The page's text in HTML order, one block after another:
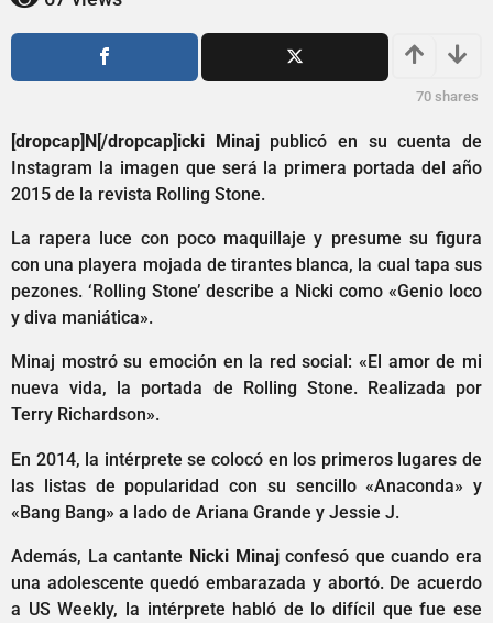
2
a
o
a
g
o
o
70 shares
[dropcap]N[/dropcap]icki Minajpublicó en su cuenta de
Instagram la imagen que será la primera portada del año
2015 de la revista Rolling Stone.
La rapera luce con poco maquillaje y presume su figura
con una playera mojada de tirantes blanca, la cual tapa sus
pezones. ‘Rolling Stone’ describe a Nicki como «Genio loco
y diva maniática».
Minaj mostró su emoción en la red social: «El amor de mi
nueva vida, la portada de Rolling Stone. Realizada por
Terry Richardson».
En 2014, la intérprete se colocó en los primeros lugares de
las listas de popularidad con su sencillo «Anaconda» y
«Bang Bang» a lado de Ariana Grande y Jessie J.
Además, La cantante Nicki Minajconfesó que cuando era
una adolescente quedó embarazada y abortó. De acuerdo
a US Weekly, la intérprete habló de lo difícil que fue ese